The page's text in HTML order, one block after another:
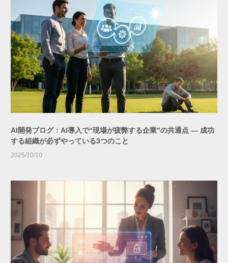
AI開発ブログ：AI導入で“現場が疲弊する企業”の共通点 ― 成功
する組織が必ずやっている3つのこと
2025/10/10